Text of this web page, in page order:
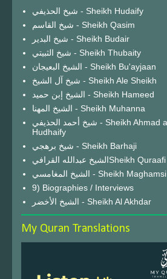
شيخ الحذيفي - Sheikh Hudaify
شيخ القاسم - Sheikh Qasim
شيخ البدير - Sheikh Budair
شيخ الثبيتي - Sheikh Thubaity
الشيخ البعيجان - Sheikh Bu'ayjaan
شيخ آل الشيخ - Sheikh Ale Sheikh
الشيخ إبن حميد - Sheikh Hameed
الشيخ المهنا - Sheikh Muhanna
شيخ أحمد الحذيفي - Sheikh Ahmad al
Hudhaify
شيخ برهجي - Sheikh Barhaji
الشيخ عبدالله القرافيSheikh Quraafi
الشيخ المغامسي - Sheikh Maghamsi
9) Biographies / Interviews
الشيخ الأخضر - Sheikh Al Akhdar
My Quran Translations